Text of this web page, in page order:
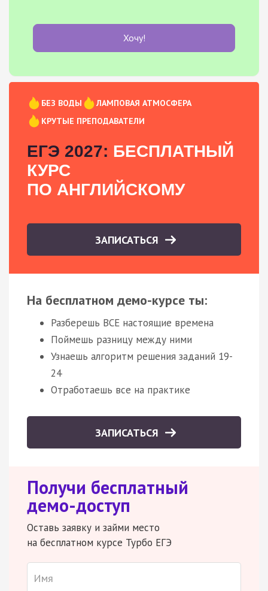
Хочу!
БЕЗ ВОДЫ
ЛАМПОВАЯ АТМОСФЕРА
КРУТЫЕ ПРЕПОДАВАТЕЛИ
ЕГЭ 2027: БЕСПЛАТНЫЙ
КУРС
ПО АНГЛИЙСКОМУ
ЗАПИСАТЬСЯ
На бесплатном демо-курсе ты:
Разберешь ВСЕ настоящие времена
Поймешь разницу между ними
Узнаешь алгоритм решения заданий 19-
24
Отработаешь все на практике
ЗАПИСАТЬСЯ
Получи бесплатный
демо-доступ
Оставь заявку и займи место
на бесплатном курсе Турбо ЕГЭ